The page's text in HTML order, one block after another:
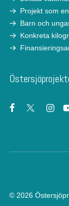
Projekt som
Barn och
Konkreta
© 2026